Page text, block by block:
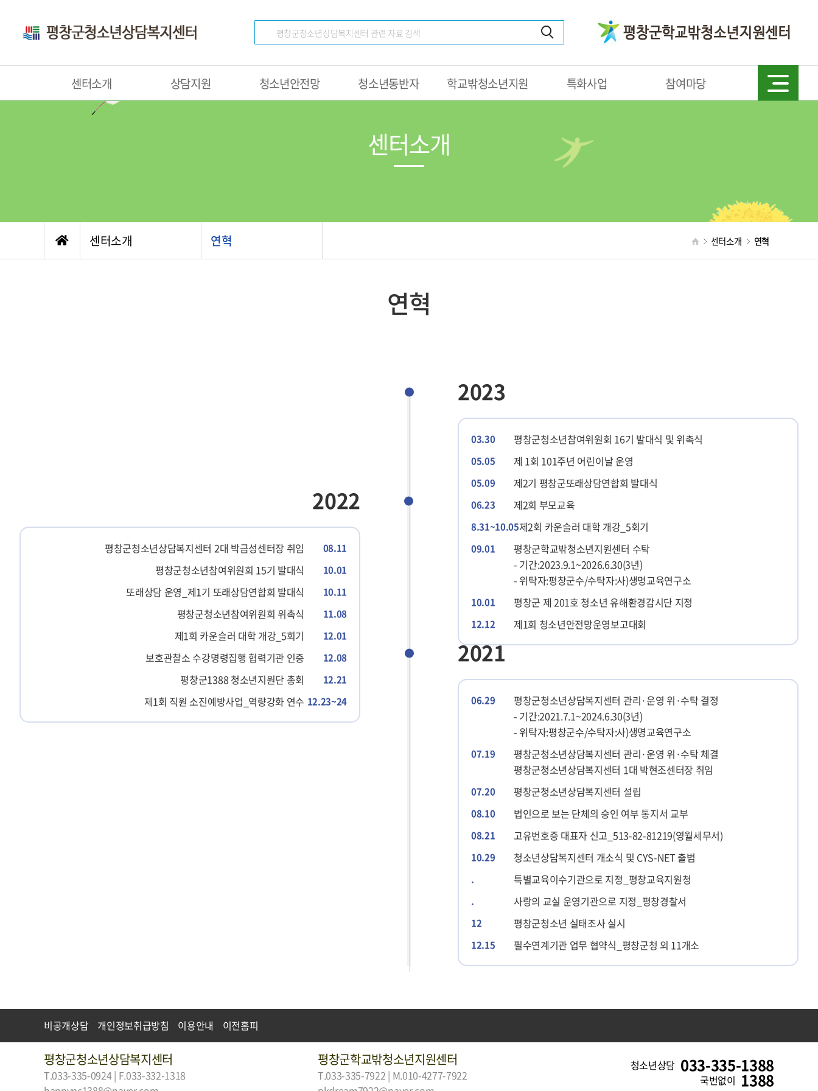
센터소개 상담지원 청소년안전망 청소년동반자 학교밖청소년지원 특화사업 참여마당
센터소개 연혁 센터소개 연혁
센터소개
연혁
2023
03.30 평창군청소년참여위원회 16기 발대식 및 위촉식
05.05 제 1회 101주년 어린이날 운영
05.09 제2기 평창군또래상담연합회 발대식
06.23 제2회 부모교육
8.31~10.05제2회 카운슬러 대학 개강_5회기
09.01
평창군학교밖청소년지원센터 수탁
- 기간:2023.9.1~2026.6.30(3년)
- 위탁자:평창군수/수탁자:사)생명교육연구소
10.01 평창군 제 201호 청소년 유해환경감시단 지정
12.12 제1회 청소년안전망운영보고대회
2022
08.11
평창군청소년상담복지센터 2대 박금성센터장 취임
10.01
평창군청소년참여위원회 15기 발대식
10.11
또래상담 운영_제1기 또래상담연합회 발대식
11.08
평창군청소년참여위원회 위촉식
12.01
제1회 카운슬러 대학 개강_5회기
12.08
보호관찰소 수강명령집행 협력기관 인증
12.21
평창군1388 청소년지원단 총회
12.23~24
제1회 직원 소진예방사업_역량강화 연수
2021
06.29
평창군청소년상담복지센터 관리·운영 위·수탁 결정
- 기간:2021.7.1~2024.6.30(3년)
- 위탁자:평창군수/수탁자:사)생명교육연구소
07.19
평창군청소년상담복지센터 관리·운영 위·수탁 체결
평창군청소년상담복지센터 1대 박현조센터장 취임
07.20 평창군청소년상담복지센터 설립
08.10 법인으로 보는 단체의 승인 여부 통지서 교부
08.21 고유번호증 대표자 신고_513-82-81219(영월세무서)
10.29 청소년상담복지센터 개소식 및 CYS-NET 출범
. 특별교육이수기관으로 지정_평창교육지원청
. 사랑의 교실 운영기관으로 지정_평창경찰서
12 평창군청소년 실태조사 실시
12.15 필수연계기관 업무 협약식_평창군청 외 11개소
비공개상담 개인정보취급방침 이용안내 이전홈피
평창군청소년상담복지센터
T.033-335-0924 | F.033-332-1318
평창군학교밖청소년지원센터
T.033-335-7922 | M.010-4277-7922
청소년상담 033-335-1388
국번없이 1388